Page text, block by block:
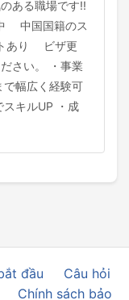
ある職場です!!
中国国籍のス
あり ビザ更
さい。 ・事業
で幅広く経験可
キルUP ・成
đầu
Câu hỏi
Chính sách bảo